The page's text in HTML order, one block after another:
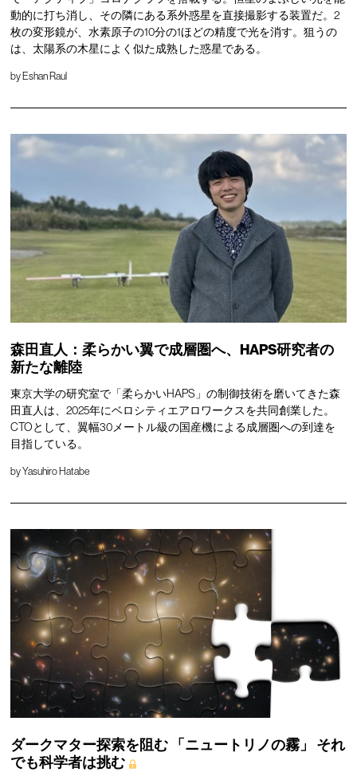
動的に打ち消し、その隣にある系外惑星を直接撮影する装置だ。2
枚の変形鏡が、水素原子の10分の1ほどの精度で光を消す。狙うの
は、太陽系の木星によく似た成熟した惑星である。
by Eshan Raul
森田直人：柔らかい翼で成層圏へ、HAPS研究者の
新たな離陸
東京大学の研究室で「柔らかいHAPS」の制御技術を磨いてきた森
田直人は、2025年にベロシティエアロワークスを共同創業した。
CTOとして、翼幅30メートル級の国産機による成層圏への到達を
目指している。
byYasuhiro Hatabe
ダークマター探索を阻む 「ニュートリノの霧」
それ
でも科学者は挑む